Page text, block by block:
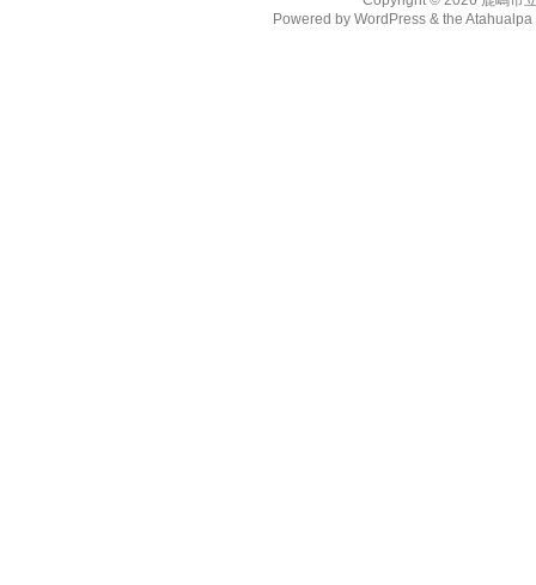
Powered by WordPress& the Atahualpa